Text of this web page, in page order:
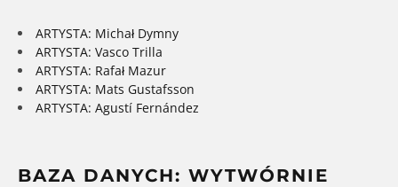
ARTYSTA: Michał Dymny
ARTYSTA: Vasco Trilla
ARTYSTA: Rafał Mazur
ARTYSTA: Mats Gustafsson
ARTYSTA: Agustí Fernández
BAZA DANYCH: WYTWÓRNIE